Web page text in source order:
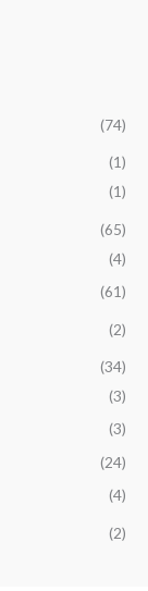
(74)
(1)
(1)
(65)
(4)
(61)
(2)
(34)
(3)
(3)
(24)
(4)
(2)